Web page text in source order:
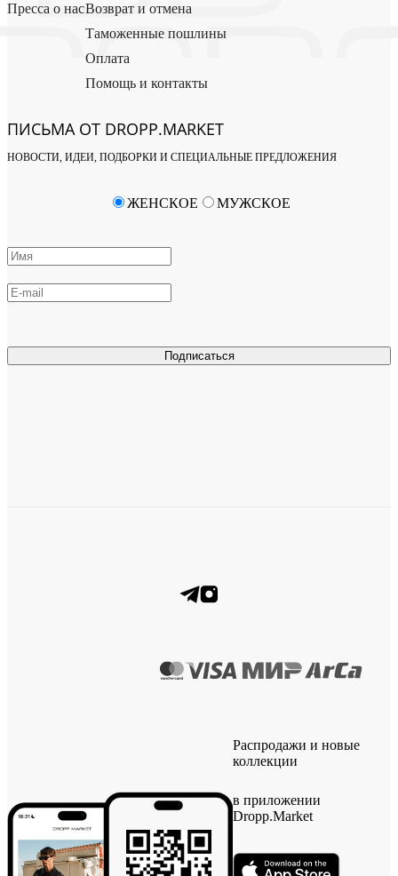
Пресса о насВозврат и отмена
Таможенные пошлины
Оплата
Помощь и контакты
ПИСЬМА ОТ DROPP.MARKET
НОВОСТИ, ИДЕИ, ПОДБОРКИ И СПЕЦИАЛЬНЫЕ ПРЕДЛОЖЕНИЯ
Подписаться
ЖЕНСКОЕ МУЖСКОЕ
Распродажи и новые
коллекции
в приложении
Dropp.Market